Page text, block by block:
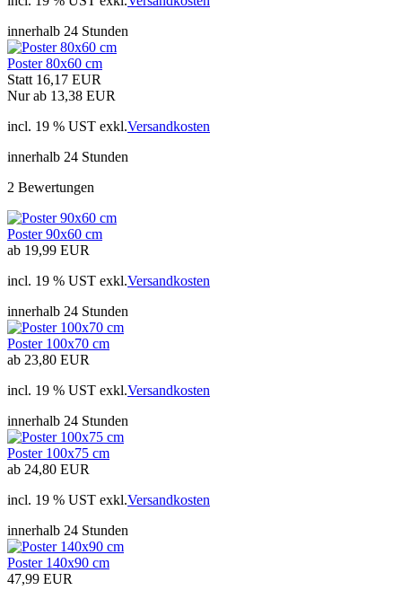
innerhalb 24 Stunden
Poster 80x60 cm
Statt 16,17 EUR
Nur ab 13,38 EUR
incl. 19 % UST exkl.Versandkosten
innerhalb 24 Stunden
2 Bewertungen
Poster 90x60 cm
ab 19,99 EUR
incl. 19 % UST exkl.Versandkosten
innerhalb 24 Stunden
Poster 100x70 cm
ab 23,80 EUR
incl. 19 % UST exkl.Versandkosten
innerhalb 24 Stunden
Poster 100x75 cm
ab 24,80 EUR
incl. 19 % UST exkl.Versandkosten
innerhalb 24 Stunden
Poster 140x90 cm
47,99 EUR